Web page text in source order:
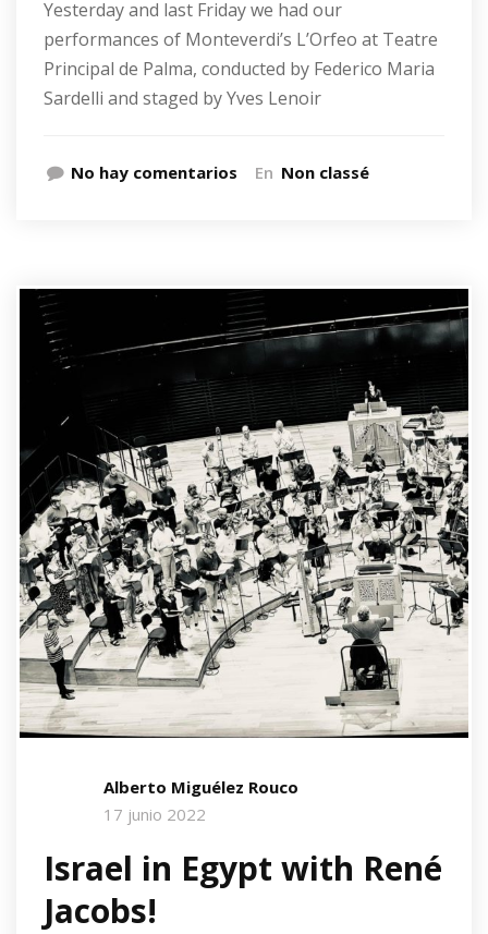
Yesterday and last Friday we had our
performances of Monteverdi’s L’Orfeo at Teatre
Principal de Palma, conducted by Federico Maria
Sardelli and staged by Yves Lenoir
No hay comentarios En Non classé
Alberto Miguélez Rouco
17 junio 2022
Israel in Egypt with René
Jacobs!